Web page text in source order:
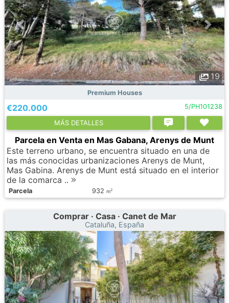
19
Premium Houses
€220.000 5/PH101238
МÁS DETALLES
Parcela en Venta en Mas Gabana, Arenys de Munt
Este terreno urbano, se encuentra situado en una de
las más conocidas urbanizaciones Arenys de Munt,
Mas Gabina. Arenys de Munt está situado en el interior
de la comarca ..
Parcela 932 m2
Comprar · Casa · Canet de Mar
Cataluña, España